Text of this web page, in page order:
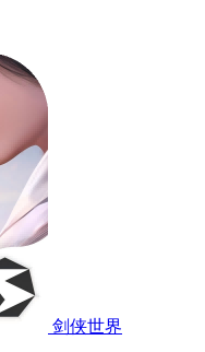
剑侠世界